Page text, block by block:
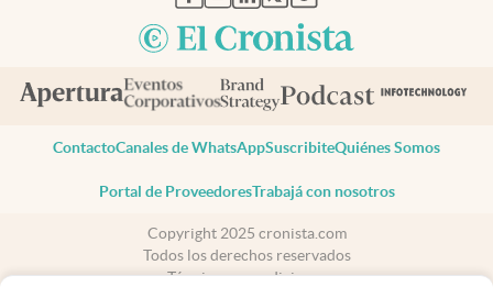
ContactoCanales de WhatsAppSuscribiteQuiénes Somos
Portal de ProveedoresTrabajá con nosotros
Copyright 2025 cronista.com
Todos los derechos reservados
Términos y condiciones